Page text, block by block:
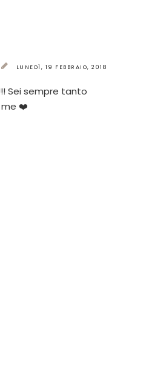
LUNEDÌ, 19 FEBBRAIO, 2018
Sei sempre tanto
me ❤️